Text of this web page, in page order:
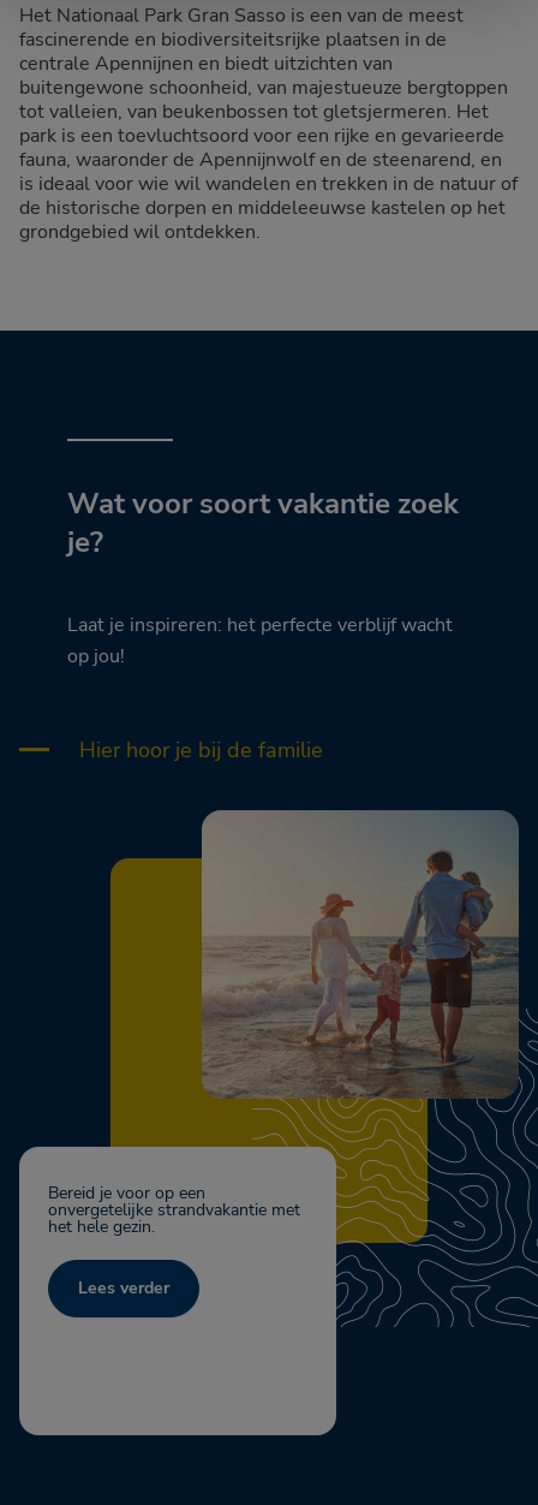
Het Nationaal Park Gran Sasso is een van de meest
fascinerende en biodiversiteitsrijke plaatsen in de
centrale Apennijnen en biedt uitzichten van
buitengewone schoonheid, van majestueuze bergtoppen
tot valleien, van beukenbossen tot gletsjermeren. Het
park is een toevluchtsoord voor een rijke en gevarieerde
fauna, waaronder de Apennijnwolf en de steenarend, en
is ideaal voor wie wil wandelen en trekken in de natuur of
de historische dorpen en middeleeuwse kastelen op het
grondgebied wil ontdekken.
Wat voor soort vakantie zoek
je?
Laat je inspireren: het perfecte verblijf wacht
op jou!
Hier hoor je bij de familie
Bereid je voor op een
onvergetelijke strandvakantie met
het hele gezin.
Lees verder